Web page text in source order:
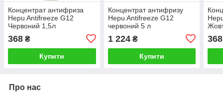
Концентрат антифриза
Hepu Antifreeze G12
Червоний 1,5л
368 ₴
Купити
Концентрат антифризу
Hepu Antifreeze G12
червоний 5 л
1 224₴
Купити
368
Про нас